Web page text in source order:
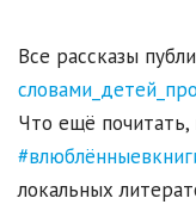
Все рассказы
Что ещё
локальных